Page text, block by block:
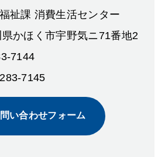
祉課 消費生活センター
かほく市宇野気ニ71番地2
7144
7145
い合わせフォーム